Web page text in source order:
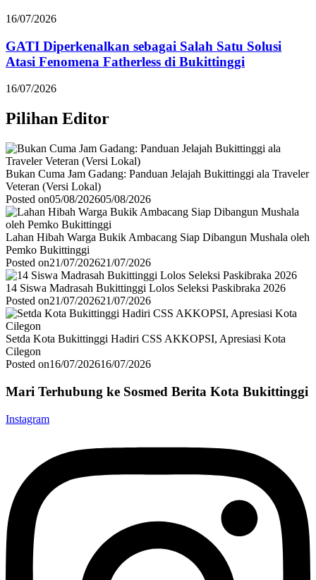
16/07/2026
GATI Diperkenalkan sebagai Salah Satu Solusi
Atasi Fenomena Fatherless di Bukittinggi
16/07/2026
Pilihan Editor
Bukan Cuma Jam Gadang: Panduan Jelajah Bukittinggi ala Traveler
Veteran (Versi Lokal)
Posted on05/08/202605/08/2026
Lahan Hibah Warga Bukik Ambacang Siap Dibangun Mushala oleh
Pemko Bukittinggi
Posted on21/07/202621/07/2026
14 Siswa Madrasah Bukittinggi Lolos Seleksi Paskibraka 2026
Posted on21/07/202621/07/2026
Setda Kota Bukittinggi Hadiri CSS AKKOPSI, Apresiasi Kota
Cilegon
Posted on16/07/202616/07/2026
Mari Terhubung ke Sosmed Berita Kota Bukittinggi
Instagram